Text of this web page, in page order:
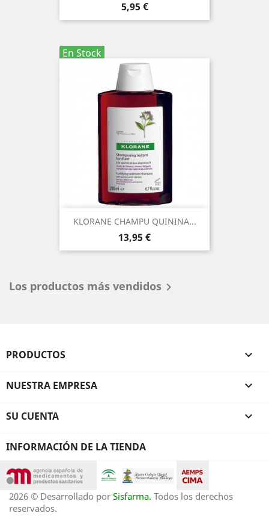
Precio
5,95 €
En Stock
KLORANE CHAMPU QUININA...
Precio
13,95 €
Los productos más vendidos 
PRODUCTOS 
NUESTRA EMPRESA 
SU CUENTA 
INFORMACIÓN DE LA TIENDA
2026 © Desarrollado por Sisfarma. Todos los derechos
reservados.